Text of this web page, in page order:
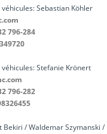
Sebastian Köhler
796-284
Stefanie Krönert
796-282
Bekiri / Waldemar Szymanski